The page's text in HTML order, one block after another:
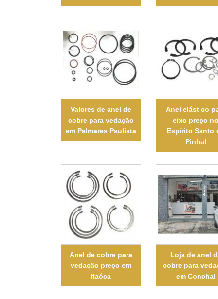
Valores de anel de
cobre para vedação
em Palmares Paulista
Anel elástico
eixo preço
Espírito Santo
Pinhal
Anel de cobre para
vedação preço em
Itaóca
Loja de anel
cobre para
em Conchal